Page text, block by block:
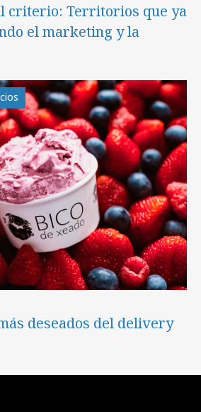
criterio: Territorios que ya
el marketing y la
deseados del delivery